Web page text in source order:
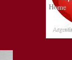
Home